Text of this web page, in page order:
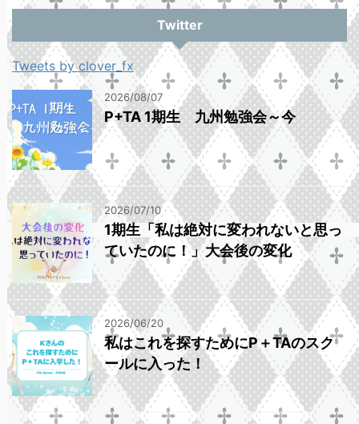
Twitter
Tweets by clover_fx
2026/08/07
P+TA 1期生 九州勉強会～今
2026/07/10
1期生「私は絶対に変われないと思っ
ていたのに！」大会後の変化
2026/06/20
私はこれを探すためにP＋TAのスク
ールに入った！